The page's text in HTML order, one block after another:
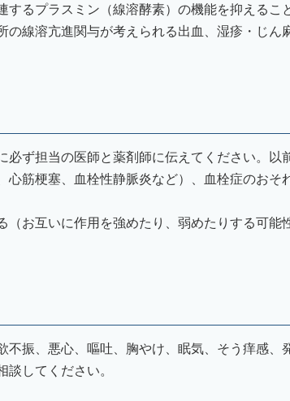
するプラスミン（線溶酵素）の機能を抑えるこ
の線溶亢進関与が考えられる出血、湿疹・じ
必ず担当の医師と薬剤師に伝えてください。
心筋梗塞、血栓性静脈炎など）、血栓症のおそ
（お互いに作用を強めたり、弱めたりする可
不振、悪心、嘔吐、胸やけ、眠気、そう痒感
談してください。